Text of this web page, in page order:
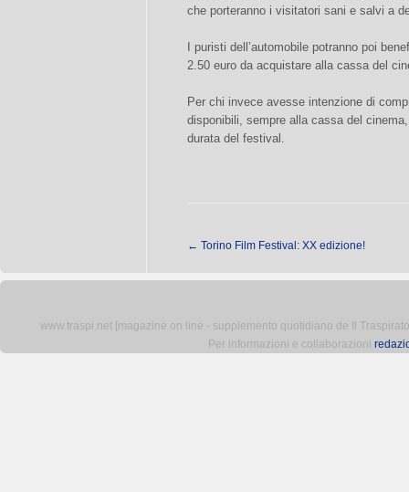
che porteranno i visitatori sani e salvi a
I puristi dell’automobile potranno poi
2.50 euro da acquistare alla cassa del
Per chi invece avesse intenzione di
disponibili, sempre alla cassa del
durata del festival.
← Torino Film Festival: XX edizione!
www.traspi.net [magazine on line - supplemento quotidiano de Il
Per informazioni e collaborazioni